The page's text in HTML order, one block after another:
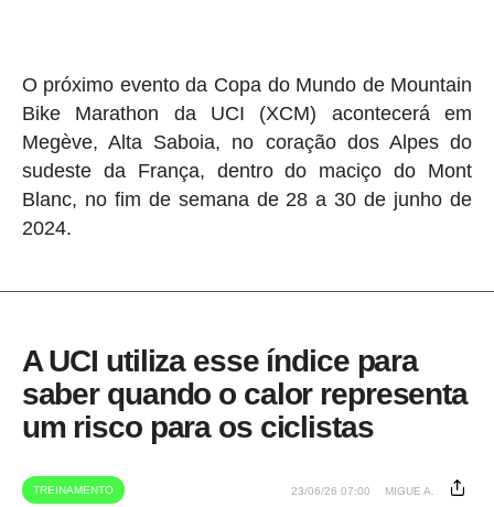
O próximo evento da Copa do Mundo de Mountain
Bike Marathon da UCI (XCM) acontecerá em
Megève, Alta Saboia, no coração dos Alpes do
sudeste da França, dentro do maciço do Mont
Blanc, no fim de semana de 28 a 30 de junho de
2024.
A UCI utiliza esse índice para
saber quando o calor representa
um risco para os ciclistas
TREINAMENTO 23/06/26 07:00 MIGUE A.